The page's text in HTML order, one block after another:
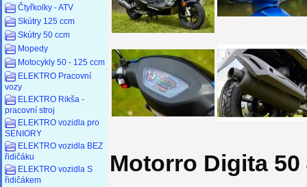
Čtyřkolky - ATV
Skútry 125 ccm
Skútry 50 ccm
Mopedy
Motocykly 50 - 125 ccm
ELEKTRO Pracovní
vozy
ELEKTRO Rikša -
pracovní stroj
ELEKTRO vozidla pro
SENIORY
ELEKTRO vozidla BEZ
řidičáku
ELEKTRO vozidla S
řidičákem
Motorro Digita 50